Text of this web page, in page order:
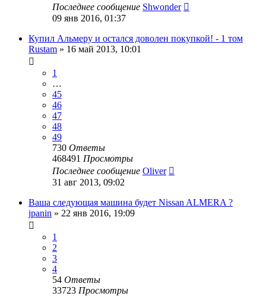
Последнее сообщение Shwonder
09 янв 2016, 01:37
Купил Альмеру и остался доволен покупкой! - 1 том
Rustam » 16 май 2013, 10:01
1
…
45
46
47
48
49
730 Ответы
468491 Просмотры
Последнее сообщение Oliver
31 авг 2013, 09:02
Ваша следующая машина будет Nissan ALMERA ?
jpanin » 22 янв 2016, 19:09
1
2
3
4
54 Ответы
33723 Просмотры